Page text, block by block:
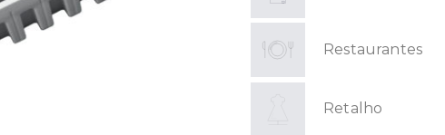
Restaurantes
Retalho